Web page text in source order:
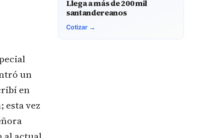
un
en
esta vez
Llega a más de 200 mil
santandereanos
Cotizar →